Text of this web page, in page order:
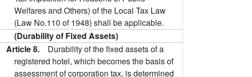
Welfares and Others) of the Local Tax Law
(Law No.110 of 1948) shall be applicable.
(Durability of Fixed Assets)
Article 8. Durability of the fixed assets of a
registered hotel, which becomes the basis of
assessment of corporation tax, is determined